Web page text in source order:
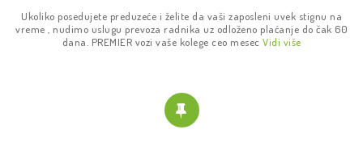
Ukoliko posedujete preduzeće i želite da vaši zaposleni uvek stignu na
vreme , nudimo uslugu prevoza radnika uz odloženo plaćanje do čak 60
dana. PREMIER vozi vaše kolege ceo mesec Vidi više